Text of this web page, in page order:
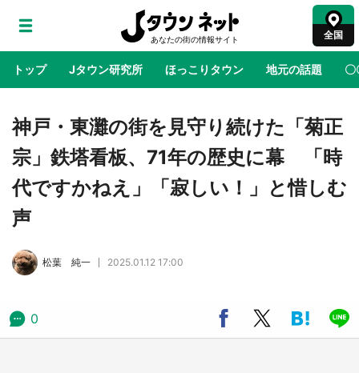
全国
トップ Jタウン研究所 ほっこりタウン 地元の話題 〇
地域×二次元 絶景 あの時はありがとう 物語がはじ
ラプラス・ダークネスが栃木県を征服！？ 県
公式プロモ動画で「聖地」が生産されてます
む 六本木ヒルズ展望台でコラボ、本邦初公開
日向翔陽＆影山飛雄が笹かまを食べる！ アニ
メ『ハイキュー！！』×老舗「鐘崎」コラボで
神戸・東灘の街を見守り続けた「菊正
宗」鉄塔看板、71年の歴史に幕 「時
代ですかねえ」「寂しい！」と惜しむ
声
松葉 純一 2025.01.12 17:00
0